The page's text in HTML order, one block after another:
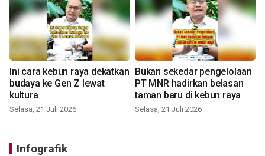
Ini cara kebun raya dekatkan
budaya ke Gen Z lewat
kultura
Selasa, 21 Juli 2026
Bukan sekedar pengelolaan
PT MNR hadirkan belasan
taman baru di kebun raya
Selasa, 21 Juli 2026
Infografik